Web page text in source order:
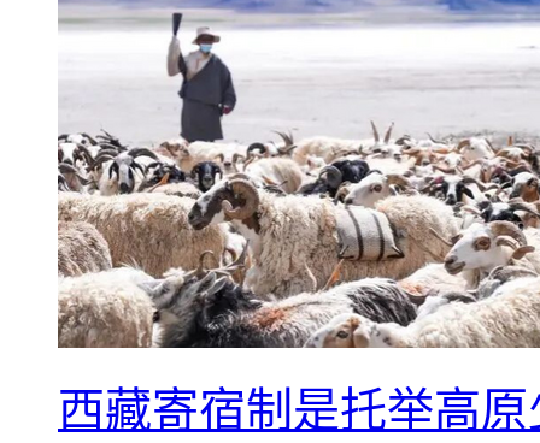
西藏寄宿制是托举高